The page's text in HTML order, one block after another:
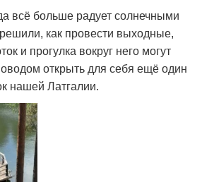
всё больше радует солнечными
как провести выходные,
и прогулка вокруг него могут
открыть для себя ещё один
нашей Латгалии.